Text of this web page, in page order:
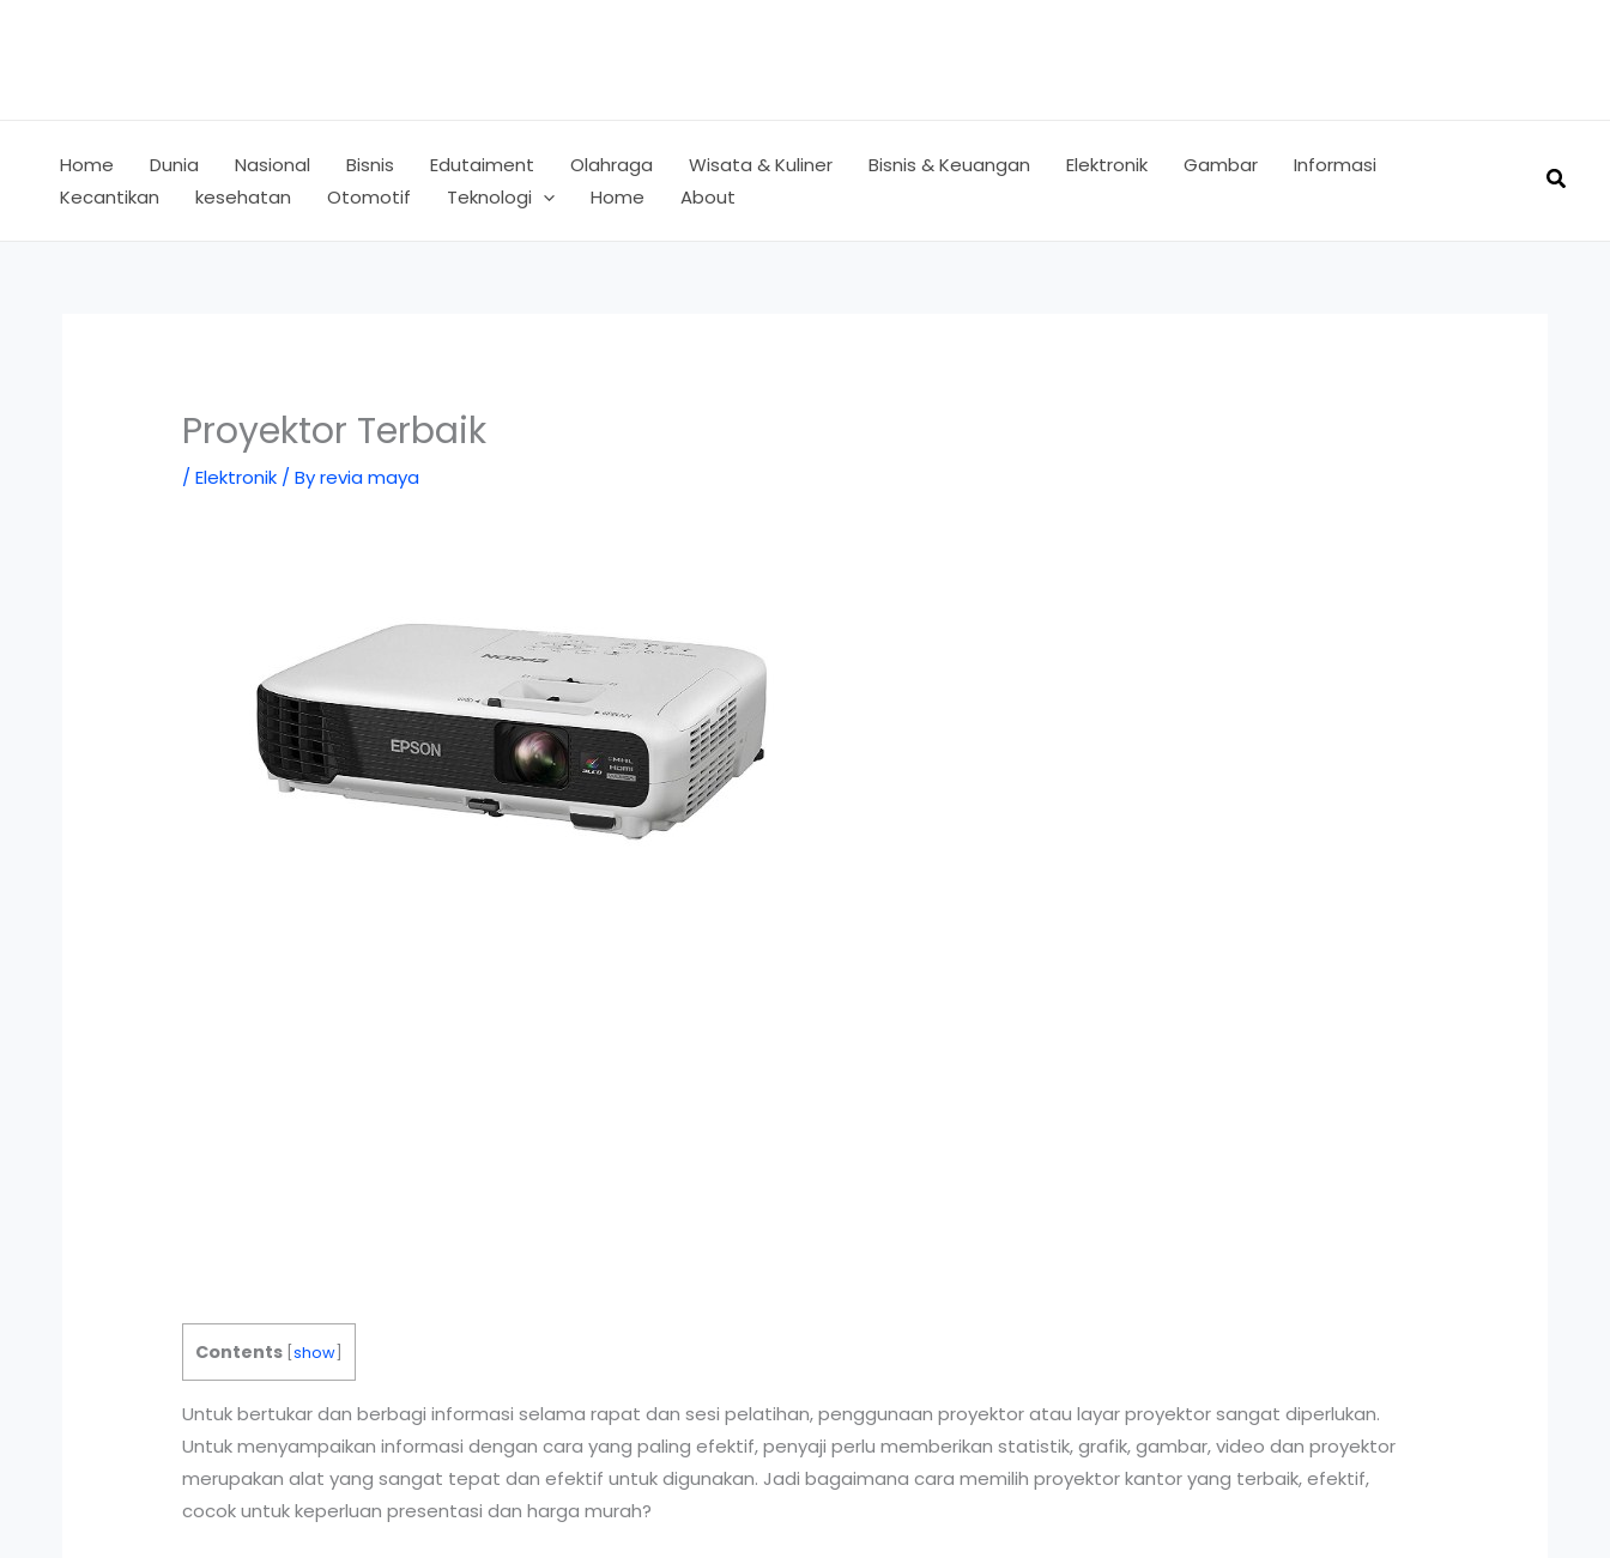
Home Dunia Nasional Bisnis Edutaiment Olahraga Wisata & Kuliner Bisnis & Keuangan Elektronik Gambar
Informasi
Kecantikan
kesehatan Otomotif Teknologi Home About
Proyektor Terbaik
/Elektronik / Byrevia maya
Contents [show
Untuk bertukar dan berbagi informasi selama rapat dan sesi pelatihan, penggunaan proyektor atau layar proyektor sangat diperlukan.
Untuk menyampaikan informasi dengan cara yang paling efektif, penyaji perlu memberikan statistik, grafik, gambar, video dan proyektor
merupakan alat yang sangat tepat dan efektif untuk digunakan. Jadi bagaimana cara memilih proyektor kantor yang terbaik, efektif,
cocok untuk keperluan presentasi dan harga murah?